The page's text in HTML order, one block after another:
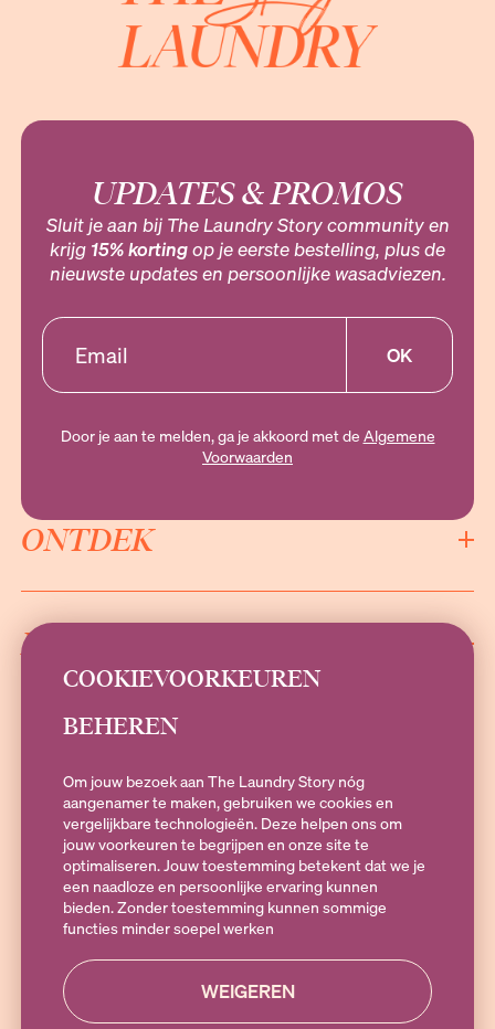
UPDATES & PROMOS
Sluit je aan bij The Laundry Story community en
krijg 15% kortingop je eerste bestelling, plus de
nieuwste updates en persoonlijke wasadviezen.
OK
Door je aan te melden, ga je akkoord met de Algemene
Voorwaarden
ONTDEK
INFORMATIE
SOCIALS
Heb je vragen?
Stuur een e-mail naarhallo@theLaundryStory.nlof Whatsapp naar
+316 19 79 25 10. Bereikbaar op Maandag t/m vrijdag 09:00-17:00
COOKIEVOORKEUREN
BEHEREN
Om jouw bezoek aan The Laundry Story nóg
aangenamer te maken, gebruiken we cookies en
vergelijkbare technologieën. Deze helpen ons om
jouw voorkeuren te begrijpen en onze site te
optimaliseren. Jouw toestemming betekent dat we je
een naadloze en persoonlijke ervaring kunnen
bieden. Zonder toestemming kunnen sommige
functies minder soepel werken
WEIGEREN